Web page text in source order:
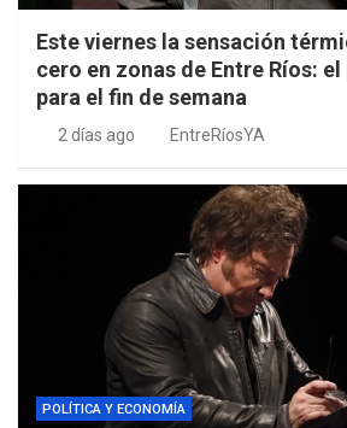
Este viernes la sensación
cero en zonas de Entre Ríos:
para el fin de semana
2 días ago EntreRíosYA
POLÍTICA Y ECONOMÍA